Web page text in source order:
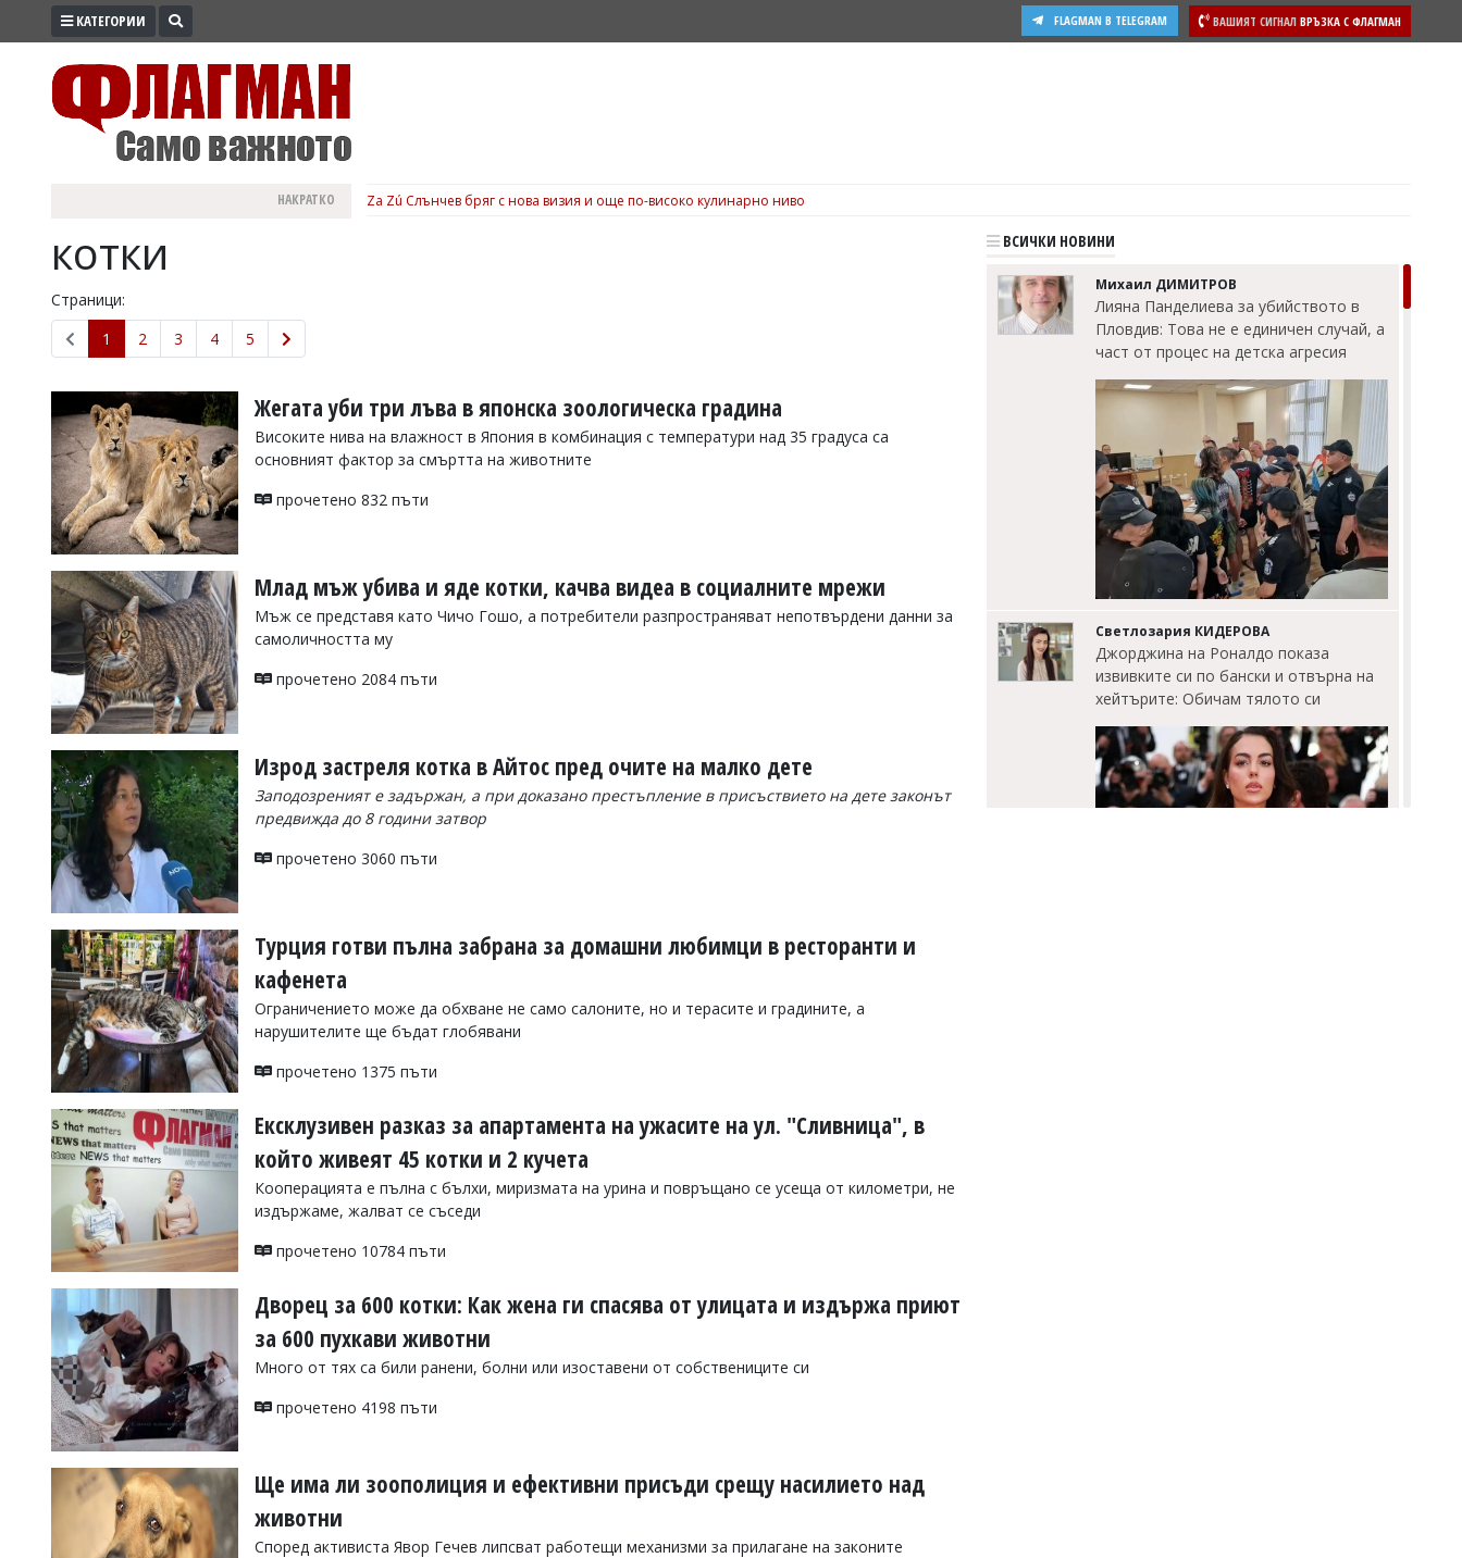
ПРОМО
ЗДРАВЕ
ПОЛИТИКА
ОБЩИНИ
ОБЩЕСТВО
ЛАЙФСТАЙЛ
ВОЙНАТА
УКРАЙНА
СПОРТ
РАЗСЛЕДВАНЕ
БИЗНЕС
Управители:
Веселин
Василев,
v.vasilev@flagman.bg
Касабова,
k.kassabova@flagman.bg
Главен
редактор:
Колев,
office@flagman.bg
Коментарите
въвеждат
читателите
редакцията
отговорност
откриете
обиден
коментар,
сигнализирайте
КАТЕГОРИИ ВАШИЯТ СИГНАЛ ВРЪЗКА С ФЛАГМАН
FLAGMAN В TELEGRAM
НАКРАТКО Za Zú Слънчев бряг с нова визия и още по-високо кулинарно ниво
котки
Страници:
1
2 3 4 5
Жегата уби три лъва в японска зоологическа градина
Високите нива на влажност в Япония в комбинация с температури над 35 градуса са
основният фактор за смъртта на животните
прочетено 832 пъти
Млад мъж убива и яде котки, качва видеа в социалните мрежи
Мъж се представя като Чичо Гошо, а потребители разпространяват непотвърдени данни за
самоличността му
прочетено 2084 пъти
Изрод застреля котка в Айтос пред очите на малко дете
Заподозреният е задържан, а при доказано престъпление в присъствието на дете законът
предвижда до 8 години затвор
прочетено 3060 пъти
Турция готви пълна забрана за домашни любимци в ресторанти и
кафенета
Ограничението може да обхване не само салоните, но и терасите и градините, а
нарушителите ще бъдат глобявани
прочетено 1375 пъти
Ексклузивен разказ за апартамента на ужасите на ул. "Сливница", в
който живеят 45 котки и 2 кучета
Кооперацията е пълна с бълхи, миризмата на урина и повръщано се усеща от километри, не
издържаме, жалват се съседи
прочетено 10784 пъти
Дворец за 600 котки: Как жена ги спасява от улицата и издържа приют
за 600 пухкави животни
Много от тях са били ранени, болни или изоставени от собствениците си
прочетено 4198 пъти
Ще има ли зоополиция и ефективни присъди срещу насилието над
животни
Според активиста Явор Гечев липсват работещи механизми за прилагане на законите
ВСИЧКИ НОВИНИ
Михаил ДИМИТРОВ
Лияна Панделиева за убийството в
Пловдив: Това не е единичен случай, а
част от процес на детска агресия
Светлозария КИДЕРОВА
Джорджина на Роналдо показа
извивките си по бански и отвърна на
хейтърите: Обичам тялото си